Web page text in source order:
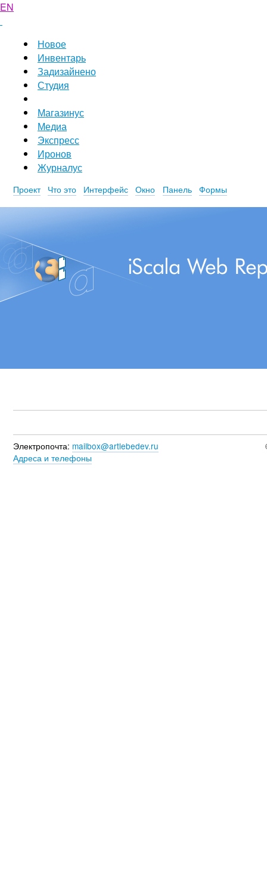
EN
Новое
Инвентарь
Задизайнено
Студия
Магазинус
Медиа
Экспресс
Иронов
Журналус
Проект Что это Интерфейс Окно Панель Формы
Электропочта: mailbox@artlebedev.ru
Адреса и телефоны